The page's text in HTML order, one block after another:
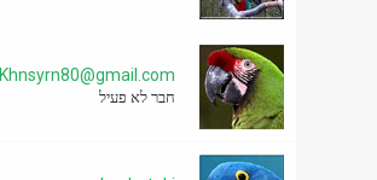
Khnsyrn80@gmail.com
חבר לא פעיל